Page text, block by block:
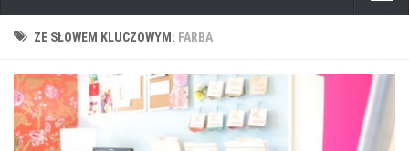
kuchnie
pokoje dziecięce
sypialnie
ZE SŁOWEM KLUCZOWYM: FARBA